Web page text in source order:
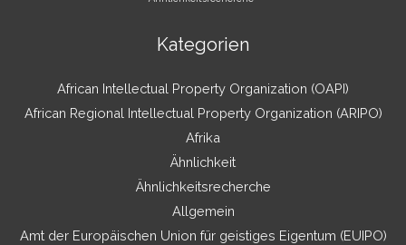
Kategorien
African Intellectual Property Organization (OAPI)
African Regional Intellectual Property Organization (ARIPO)
Afrika
Ähnlichkeit
Ähnlichkeitsrecherche
Allgemein
Amt der Europäischen Union für geistiges Eigentum (EUIPO)